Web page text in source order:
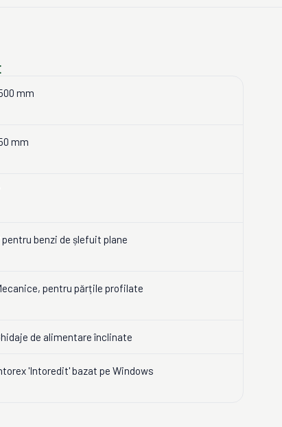
mm
mm
pentru benzi de șlefuit plane
pentru părțile profilate
de alimentare înclinate
'Intoredit' bazat pe Windows